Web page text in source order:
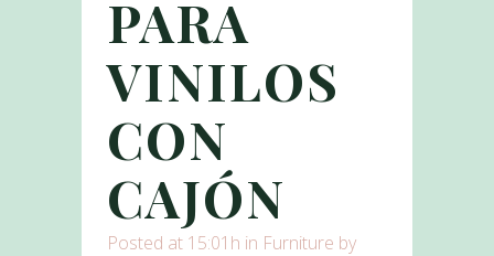
PARA
VINILOS
CON
CAJÓN
Posted at 15:01h in Furniture by